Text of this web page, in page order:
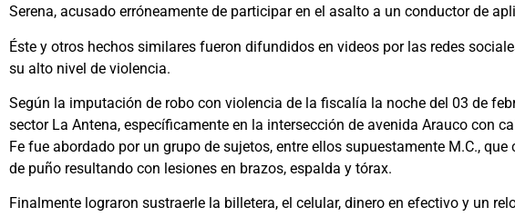
Serena, acusado erróneamente de participar en el asalto a un conductor de
Éste y otros hechos similares fueron difundidos en videos por las redes
su alto nivel de violencia.
Según la imputación de robo con violencia de la fiscalía la noche del 03 de
sector La Antena, específicamente en la intersección de avenida Arauco con
Fe fue abordado por un grupo de sujetos, entre ellos supuestamente M.C.,
de puño resultando con lesiones en brazos, espalda y tórax.
Finalmente lograron sustraerle la billetera, el celular, dinero en efectivo y un